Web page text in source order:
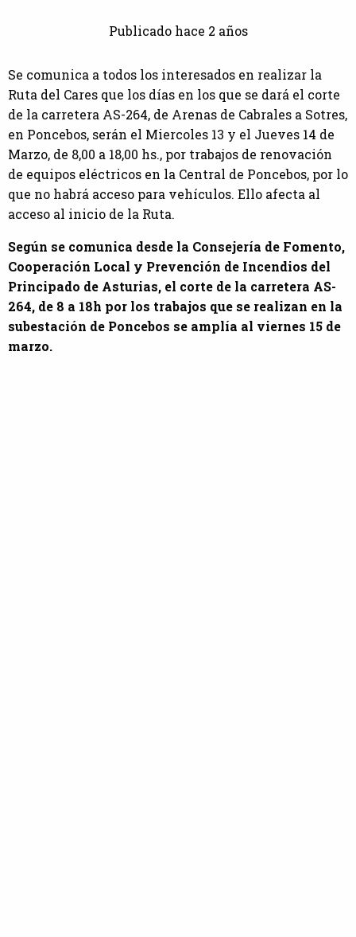
Publicado hace 2 años
Se comunica a todos los interesados en realizar la
Ruta del Cares que los días en los que se dará el corte
de la carretera AS-264, de Arenas de Cabrales a Sotres,
en Poncebos, serán el Miercoles 13 y el Jueves 14 de
Marzo, de 8,00 a 18,00 hs., por trabajos de renovación
de equipos eléctricos en la Central de Poncebos, por lo
que no habrá acceso para vehículos. Ello afecta al
acceso al inicio de la Ruta.
Según se comunica desde la Consejería de Fomento,
Cooperación Local y Prevención de Incendios del
Principado de Asturias, el corte de la carretera AS-
264, de 8 a 18h por los trabajos que se realizan en la
subestación de Poncebos se amplía al viernes 15 de
marzo.